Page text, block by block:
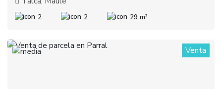
2 2 29 m²
2 Venta